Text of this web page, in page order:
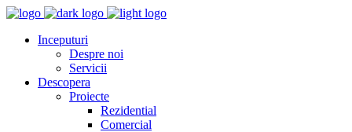
Inceputuri
Despre noi
Servicii
Descopera
Proiecte
Rezidential
Comercial